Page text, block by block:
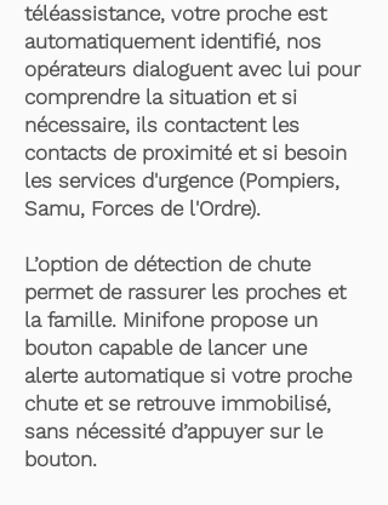
téléassistance, votre proche est
automatiquement identifié, nos
opérateurs dialoguent avec lui pour
comprendre la situation et si
nécessaire, ils contactent les
contacts de proximité et si besoin
les services d'urgence (Pompiers,
Samu, Forces de l'Ordre).
L’option de détection de chute
permet de rassurer les proches et
la famille. Minifone propose un
bouton capable de lancer une
alerte automatique si votre proche
chute et se retrouve immobilisé,
sans nécessité d’appuyer sur le
bouton.